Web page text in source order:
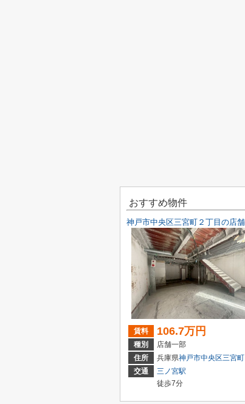
おすすめ物件
賃料 106.7万円
種別
店舗一部
住所
兵庫県神戸市中央区三宮町
交通
三ノ宮駅
徒歩7分